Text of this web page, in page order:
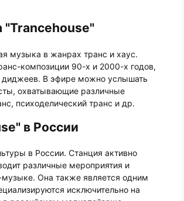
"Trancehouse"
музыка в жанрах транс и хаус.
композиции 90-х и 2000-х годов,
диджеев. В эфире можно услышать
охватывающие различные
психоделический транс и др.
в России
в России. Станция активно
различные мероприятия и
Она также является одним
исключительно на